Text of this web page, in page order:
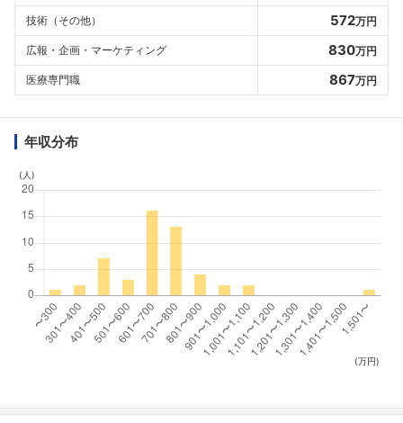
技術（その他） 572万円
広報・企画・マーケティング 830万円
医療専門職 867万円
年収分布
(人)
(万円)